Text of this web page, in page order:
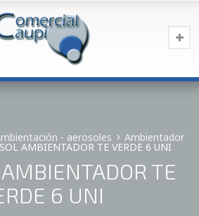
- aerosoles Ambientador
AMBIENTADOR TE VERDE 6 UNI
TE
6 UNI